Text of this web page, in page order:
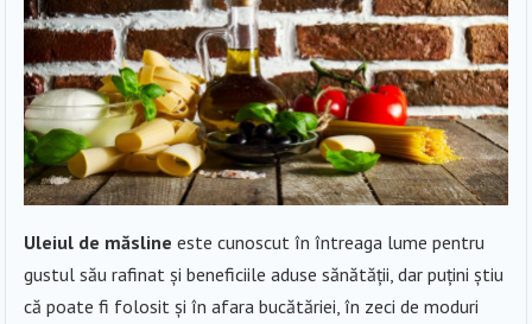
Uleiul de măsline este cunoscut în întreaga lume pentru
gustul său rafinat și beneficiile aduse sănătății, dar puțini știu
că poate fi folosit și în afara bucătăriei, în zeci de moduri